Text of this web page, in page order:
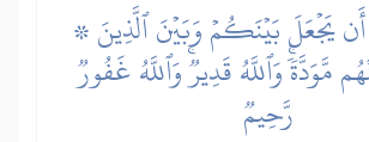
۞ عَسَى ٱللَّهُ أَن يَجۡعَلَ بَيۡنَكُمۡ وَبَيۡنَ ٱلَّذِينَ
مَّوَدَّةٗۚ وَٱللَّهُ قَدِيرٞۚ وَٱللَّهُ غَفُورٞ
رَّحِيمٞ